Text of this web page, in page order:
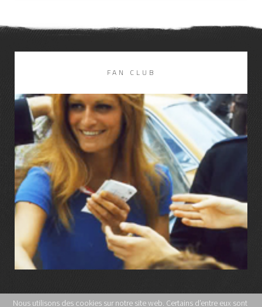
FAN CLUB
LIRE LA SUITE
Nous utilisons des cookies sur notre site web. Certains d’entre eux sont